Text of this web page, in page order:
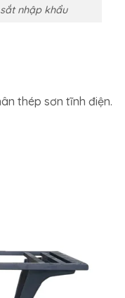
nhập khẩu
thép sơn tĩnh điện.